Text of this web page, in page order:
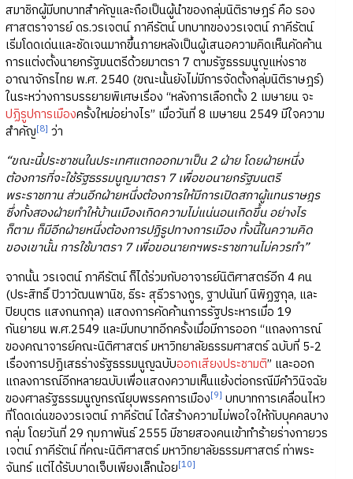
สมาชิกผู้มีบทบาทสำคัญและถือเป็นผู้นำของกลุ่มนิติราษฎร์ คือ รอง
ศาสตราจารย์ ดร.วรเจตน์ ภาคีรัตน์ บทบาทของวรเจตน์ ภาคีรัตน์
เริ่มโดดเด่นและชัดเจนมากขึ้นภายหลังเป็นผู้เสนอความคิดเห็นคัดค้าน
การแต่งตั้งนายกรัฐมนตรีด้วยมาตรา 7 ตามรัฐธรรมนูญแห่งราช
อาณาจักรไทย พ.ศ. 2540 (ขณะนั้นยังไม่มีการจัดตั้งกลุ่มนิติราษฎร์)
ในระหว่างการบรรยายพิเศษเรื่อง “หลังการเลือกตั้ง 2 เมษายน จะ
ปฏิรูปการเมืองครั้งใหม่อย่างไร” เมื่อวันที่ 8 เมษายน 2549 มีใจความ
สำคัญ[8] ว่า
“ขณะนี้ประชาชนในประเทศแตกออกมาเป็น 2 ฝ่าย โดยฝ่ายหนึ่ง
ต้องการที่จะใช้รัฐธรรมนูญมาตรา 7 เพื่อขอนายกรัฐมนตรี
พระราชทาน ส่วนอีกฝ่ายหนึ่งต้องการให้มีการเปิดสภาผู้แทนราษฎร
ซึ่งทั้งสองฝ่ายทำให้บ้านเมืองเกิดความไม่แน่นอนเกิดขึ้น อย่างไร
ก็ตาม ก็มีอีกฝ่ายหนึ่งต้องการปฏิรูปทางการเมือง ทั้งนี้ในความคิด
ของเขานั้น การใช้มาตรา 7 เพื่อขอนายกฯพระราชทานไม่ควรทำ”
จากนั้น วรเจตน์ ภาคีรัตน์ ก็ได้ร่วมกับอาจารย์นิติศาสตร์อีก 4 คน
(ประสิทธิ์ ปิวาวัฒนพานิช, ธีระ สุธีวรางกูร, ฐาปนันท์ นิพิฏฐกุล, และ
ปิยบุตร แสงกนกกุล) แสดงการคัดค้านการรัฐประหารเมื่อ 19
กันยายน พ.ศ.2549 และมีบทบาทอีกครั้งเมื่อมีการออก “แถลงการณ์
ของคณาจารย์คณะนิติศาสตร์ มหาวิทยาลัยธรรมศาสตร์ ฉบับที่ 5-2
เรื่องการปฏิเสธร่างรัฐธรรมนูญฉบับออกเสียงประชามติ” และออก
แถลงการณ์อีกหลายฉบับเพื่อแสดงความเห็นแย้งต่อกรณีมีคำวินิจฉัย
ของศาลรัฐธรรมนูญกรณียุบพรรคการเมือง[9] บทบาทการเคลื่อนไหว
ที่โดดเด่นของวรเจตน์ ภาคีรัตน์ ได้สร้างความไม่พอใจให้กับบุคคลบาง
กลุ่ม โดยวันที่ 29 กุมภาพันธ์ 2555 มีชายสองคนเข้าทำร้ายร่างกายวร
เจตน์ ภาคีรัตน์ ที่คณะนิติศาสตร์ มหาวิทยาลัยธรรมศาสตร์ ท่าพระ
จันทร์ แต่ได้รับบาดเจ็บเพียงเล็กน้อย[10]